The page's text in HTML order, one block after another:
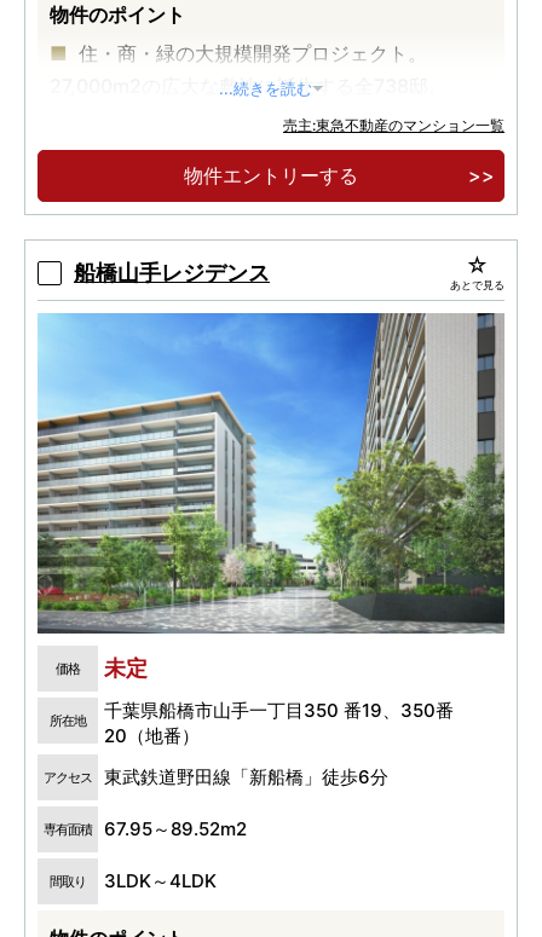
物件のポイント
住・商・緑の大規模開発プロジェクト。
27,000m2の広大な敷地に誕生する全738邸。
2駅4路線利用可。JR総武快速線「船橋」駅徒
歩9分～11分。東京へ26分。
...続きを読む
売主:東急不動産のマンション一覧
物件エントリーする
船橋山手レジデンス あとで見る
価格 未定
所在地
千葉県船橋市山手一丁目350 番19、350番
20（地番）
アクセス 東武鉄道野田線「新船橋」徒歩6分
専有面積 67.95～89.52m2
間取り 3LDK～4LDK